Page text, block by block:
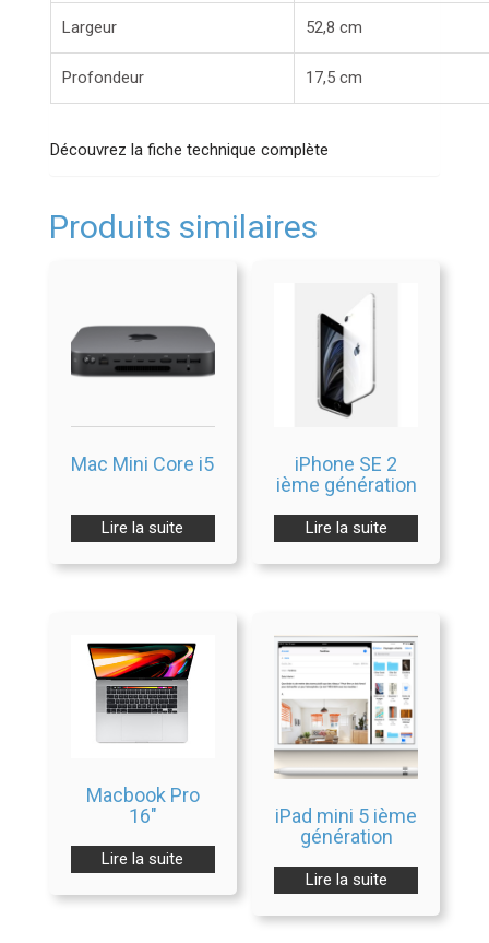
Largeur 52,8 cm
Profondeur 17,5 cm
Découvrez la fiche technique complète
Produits similaires
Mac Mini Core i5
Lire la suite
iPhone SE 2
ième génération
Lire la suite
Macbook Pro
16″
Lire la suite
iPad mini 5 ième
génération
Lire la suite